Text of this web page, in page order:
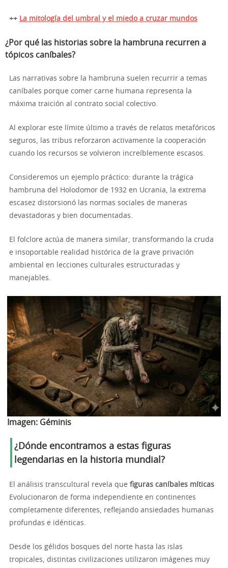
++ La mitología del umbral y el miedo a cruzar mundos
¿Por qué las historias sobre la hambruna recurren a
tópicos caníbales?
Las narrativas sobre la hambruna suelen recurrir a temas
caníbales porque comer carne humana representa la
máxima traición al contrato social colectivo.
Al explorar este límite último a través de relatos metafóricos
seguros, las tribus reforzaron activamente la cooperación
cuando los recursos se volvieron increíblemente escasos.
Consideremos un ejemplo práctico: durante la trágica
hambruna del Holodomor de 1932 en Ucrania, la extrema
escasez distorsionó las normas sociales de maneras
devastadoras y bien documentadas.
El folclore actúa de manera similar, transformando la cruda
e insoportable realidad histórica de la grave privación
ambiental en lecciones culturales estructuradas y
manejables.
Imagen: Géminis
¿Dónde encontramos a estas figuras
legendarias en la historia mundial?
El análisis transcultural revela que figuras caníbales míticas
Evolucionaron de forma independiente en continentes
completamente diferentes, reflejando ansiedades humanas
profundas e idénticas.
Desde los gélidos bosques del norte hasta las islas
tropicales, distintas civilizaciones utilizaron imágenes muy